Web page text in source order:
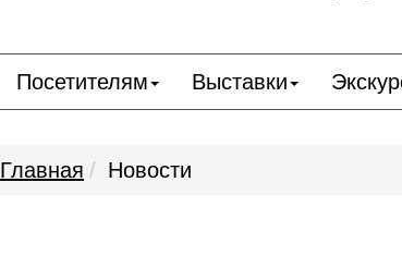
Посетителям Выставки
Главная Новости